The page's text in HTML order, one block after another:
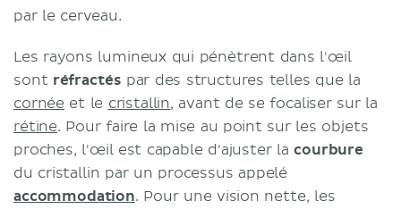
par le cerveau.
Les rayons lumineux qui pénètrent dans l'œil
sont réfractés par des structures telles que la
cornée et le cristallin, avant de se focaliser sur la
rétine. Pour faire la mise au point sur les objets
proches, l'œil est capable d'ajuster lacourbure
du cristallin par un processus appelé
accommodation. Pour une vision nette, les